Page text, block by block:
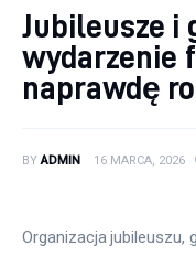
Informatyka
Porady
Jubileusze i
wydarzenie
naprawdę
BY ADMIN 16 MARCA, 2026
Organizacja jubileuszu,